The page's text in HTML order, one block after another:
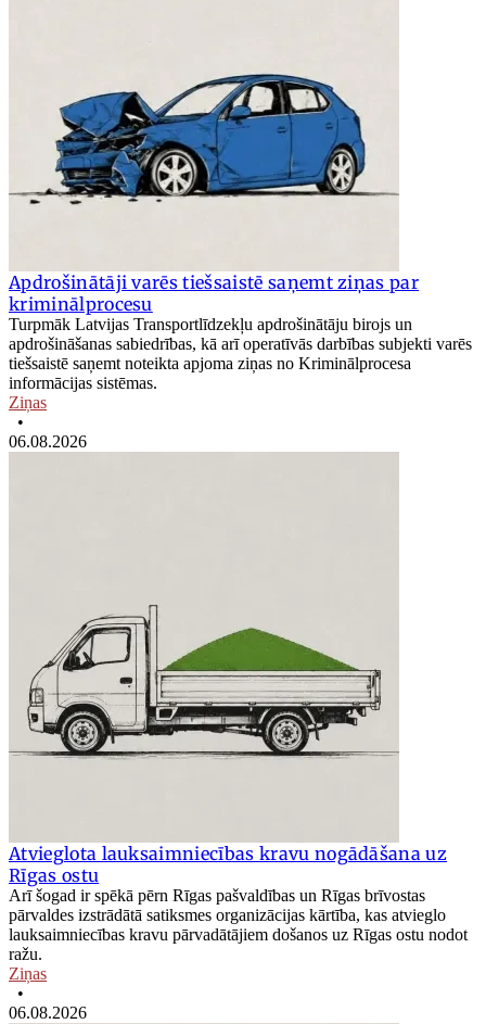
Apdrošinātāji varēs tiešsaistē saņemt ziņas par
kriminālprocesu
Turpmāk Latvijas Transportlīdzekļu apdrošinātāju birojs un
apdrošināšanas sabiedrības, kā arī operatīvās darbības subjekti varēs
tiešsaistē saņemt noteikta apjoma ziņas no Kriminālprocesa
informācijas sistēmas.
Ziņas
•
06.08.2026
Atvieglota lauksaimniecības kravu nogādāšana uz
Rīgas ostu
Arī šogad ir spēkā pērn Rīgas pašvaldības un Rīgas brīvostas
pārvaldes izstrādātā satiksmes organizācijas kārtība, kas atvieglo
lauksaimniecības kravu pārvadātājiem došanos uz Rīgas ostu nodot
ražu.
Ziņas
•
06.08.2026